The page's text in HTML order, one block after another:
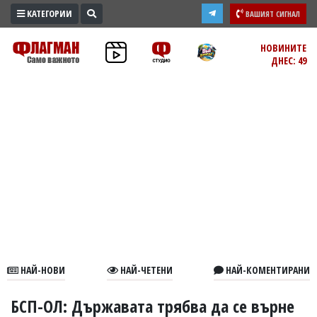
ПРОМО
ЗОНА
В
КАТЕГОРИИ ВАШИЯТ СИГНАЛ
НОВИНИТЕ
ДНЕС: 49
НАЙ-НОВИ НАЙ-ЧЕТЕНИ НАЙ-КОМЕНТИРАНИ
БСП-ОЛ: Държавата трябва да се върне